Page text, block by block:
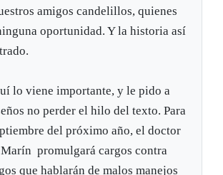
amigos candelillos, quienes
oportunidad. Y la historia así
lo viene importante, y le pido a
no perder el hilo del texto. Para
del próximo año, el doctor
promulgará cargos contra
que hablarán de malos manejos